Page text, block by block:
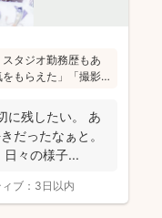
タジオ勤務歴もあ
もらえた」「撮影
目線で、自然な様
に残したい。 あ
だったなぁと。
日々の様子...
ブ： 3日以内